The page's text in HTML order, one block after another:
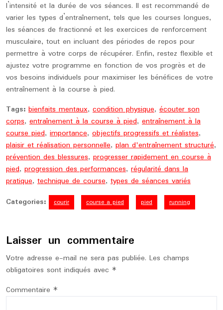
l’intensité et la durée de vos séances. Il est recommandé de
varier les types d’entraînement, tels que les courses longues,
les séances de fractionné et les exercices de renforcement
musculaire, tout en incluant des périodes de repos pour
permettre à votre corps de récupérer. Enfin, restez flexible et
ajustez votre programme en fonction de vos progrès et de
vos besoins individuels pour maximiser les bénéfices de votre
entraînement à la course à pied.
Tags: bienfaits mentaux, condition physique, écouter son
corps, entraînement à la course à pied, entraînement à la
course pied, importance, objectifs progressifs et réalistes,
plaisir et réalisation personnelle, plan d'entraînement structuré,
prévention des blessures, progresser rapidement en course à
pied, progression des performances, régularité dans la
pratique, technique de course, types de séances variés
Categories:
courir course a pied pied running
Laisser un commentaire
Votre adresse e-mail ne sera pas publiée. Les champs
obligatoires sont indiqués avec *
Commentaire *